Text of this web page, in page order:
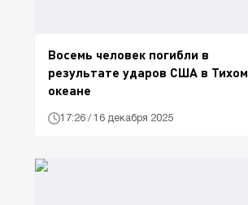
Восемь человек погибли в
результате ударов США в Тихом
океане
17:26 / 16 декабря 2025